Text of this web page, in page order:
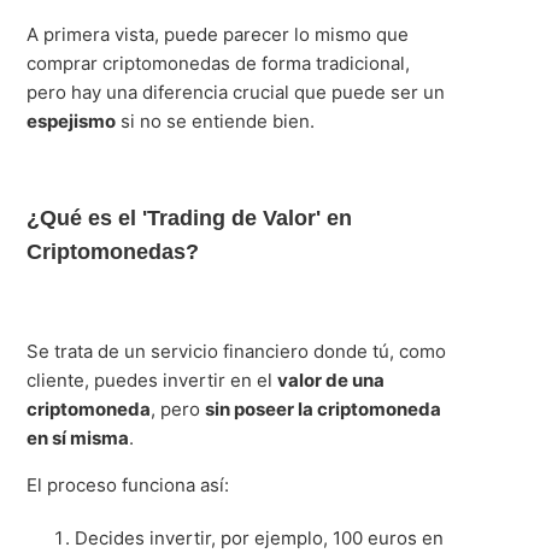
A primera vista, puede parecer lo mismo que
comprar criptomonedas de forma tradicional,
pero hay una diferencia crucial que puede ser un
espejismo si no se entiende bien.
¿Qué es el 'Trading de Valor' en
Criptomonedas?
Se trata de un servicio financiero donde tú, como
cliente, puedes invertir en elvalor de una
criptomoneda, perosin poseer la criptomoneda
en sí misma.
El proceso funciona así:
Decides invertir, por ejemplo, 100 euros en